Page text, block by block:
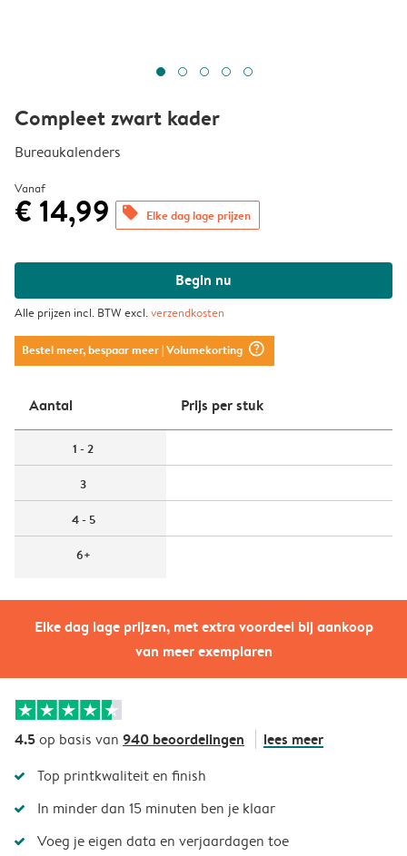
Elke dag lage prijzen, met extra voordeel bij aankoop
van meer exemplaren
Compleet zwart kader
Bureaukalenders
Vanaf
€ 14,99 offers Elke dag lage prijzen
Begin nu
Alle prijzen incl. BTW excl.verzendkosten
Bestel meer, bespaar meer| Volumekorting question_mark_circle
Aantal Prijs per stuk
1 - 2
3
4 - 5
6+
4.5op basis van 940 beoordelingen lees meer
Top printkwaliteit en finish
In minder dan 15 minuten ben je klaar
Voeg je eigen data en verjaardagen toe